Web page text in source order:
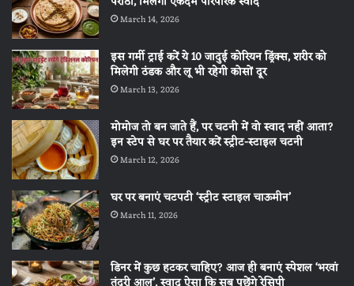
March 14, 2026
इस गर्मी ट्राई करें ये 10 जादुई कोरियन ड्रिंक्स, शरीर को
मिलेगी ठंडक और लू भी रहेगी कोसों दूर
March 13, 2026
मोमोज तो बन जाते हैं, पर चटनी में वो स्वाद नहीं आता?
इन स्टेप से घर पर तैयार करें स्ट्रीट-स्टाइल चटनी
March 12, 2026
घर पर बनाएं चटपटी ‘स्ट्रीट स्टाइल चाऊमीन’
March 11, 2026
डिनर में कुछ हटकर चाहिए? आज ही बनाएं स्पेशल ‘भरवां